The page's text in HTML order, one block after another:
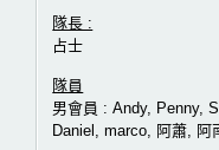
隊長 :
占士
隊員
男會員 : Andy, Penny,
Daniel, marco, 阿蕭, 阿